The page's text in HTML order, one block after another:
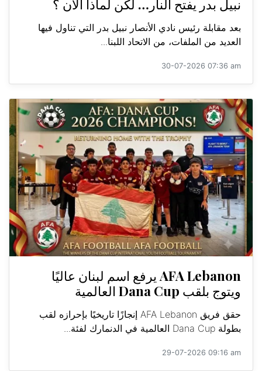
نبيل بدر يفتح النار… لكن لماذا الآن ؟
بعد مقابلة رئيس نادي الأنصار نبيل بدر التي تناول فيها
العديد من الملفات، من الاتحاد اللبنا...
30-07-2026 07:36 am
AFA Lebanon يرفع اسم لبنان عاليًا
ويتوج بلقب Dana Cup العالمية
حقق فريق AFA Lebanon إنجازًا تاريخيًا بإحرازه لقب
بطولة Dana Cup العالمية في الدنمارك لفئة...
29-07-2026 09:16 am